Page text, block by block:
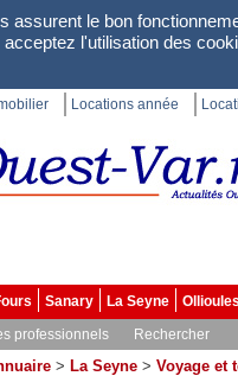
assurent le bon
l'utilisation des
Locations année
Sanary La Seyne Ollioules
professionnels Rechercher
> La Seyne > Voyage et